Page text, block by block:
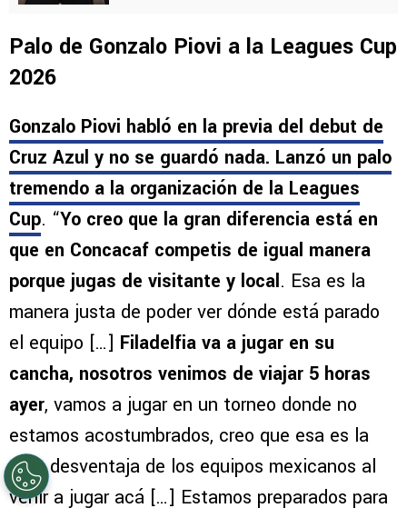
Julián Araujo, a quien quería fichar Cruz Azul,
fue operado tras sufrir una lesión con
Palo de Gonzalo Piovi a la Leagues Cup
2026
Gonzalo Piovi habló en la previa del debut de
Cruz Azul y no se guardó nada. Lanzó un palo
tremendo a la organización de la Leagues
Cup. “Yo creo que la gran diferencia está en
que en Concacaf competis de igual manera
porque jugas de visitante y local. Esa es la
manera justa de poder ver dónde está parado
el equipo […]Filadelfia va a jugar en su
cancha, nosotros venimos de viajar 5 horas
ayer, vamos a jugar en un torneo donde no